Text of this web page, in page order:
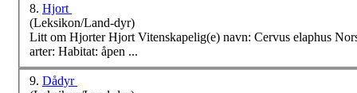
8. Hjort
(Leksikon/Land-dyr)
arter : Habitat: åpen ...
9. Dådyr